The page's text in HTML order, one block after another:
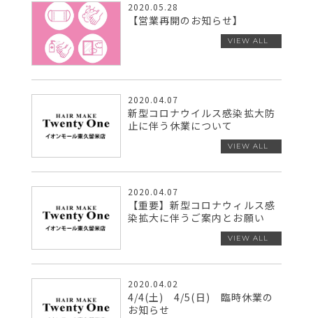
2020.05.28
【営業再開のお知らせ】
2020.04.07
新型コロナウイルス感染拡大防
止に伴う休業について
2020.04.07
【重要】新型コロナウィルス感
染拡大に伴うご案内とお願い
2020.04.02
4/4(土) 4/5(日) 臨時休業の
お知らせ